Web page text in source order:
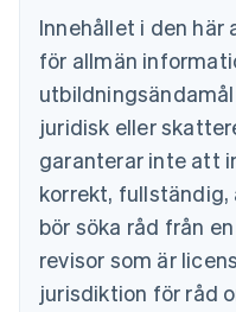
Innehållet i den
för allmän
juridisk eller
garanterar inte att
korrekt, fullständig,
bör söka råd från
revisor som är
jurisdiktion för råd
Bulgarien
English
Cypern
English
Danmark
English
Estland
Fastlandskina
简体中文English
Finland
English Svenska
Frankrike